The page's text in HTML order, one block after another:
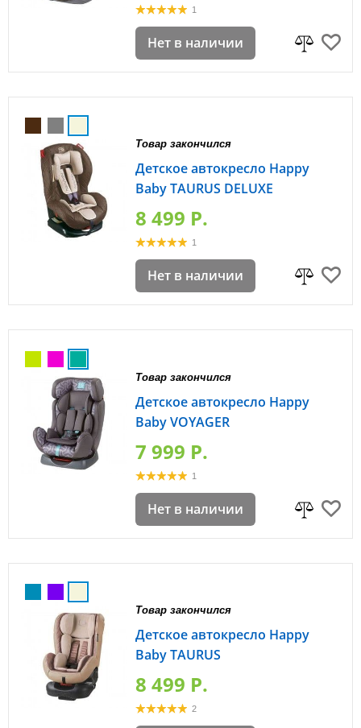
1
Нет в наличии
Товар закончился
Детское автокресло Happy
Baby TAURUS DELUXE
8 499 P.
1
Нет в наличии
Товар закончился
Детское автокресло Happy
Baby VOYAGER
7 999 P.
1
Нет в наличии
Товар закончился
Детское автокресло Happy
Baby TAURUS
8 499 P.
2